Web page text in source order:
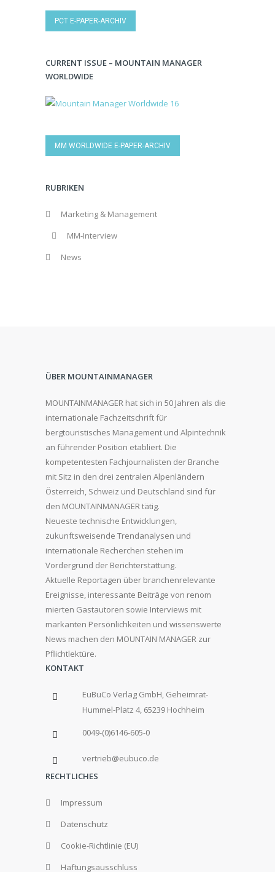
PCT E-PAPER-ARCHIV
CURRENT ISSUE – MOUNTAIN MANAGER
WORLDWIDE
MM WORLDWIDE E-PAPER-ARCHIV
RUBRIKEN
Marketing & Management
MM-Interview
News
ÜBER MOUNTAINMANAGER
MOUNTAINMANAGER hat sich in 50 Jahren als die
internationale Fachzeitschrift für
bergtouristisches Management und Alpintechnik
an führender Position etabliert. Die
kompetentesten Fachjournalisten der Branche
mit Sitz in den drei zentralen Alpenländern
Österreich, Schweiz und Deutschland sind für
den MOUNTAINMANAGER tätig.
Neueste technische Entwicklungen,
zukunftsweisende Trendanalysen und
internationale Recherchen stehen im
Vordergrund der Berichterstattung.
Aktuelle Reportagen über branchenrelevante
Ereignisse, interessante Beiträge von renom
mierten Gastautoren sowie Interviews mit
markanten Persönlichkeiten und wissenswerte
News machen den MOUNTAIN MANAGER zur
Pflichtlektüre.
KONTAKT
EuBuCo Verlag GmbH, Geheimrat-
Hummel-Platz 4, 65239 Hochheim
0049-(0)6146-605-0
vertrieb@eubuco.de
RECHTLICHES
Impressum
Datenschutz
Cookie-Richtlinie (EU)
Haftungsausschluss